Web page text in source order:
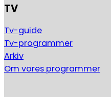
TV
Tv-guide
Tv-programmer
Arkiv
Om vores programmer